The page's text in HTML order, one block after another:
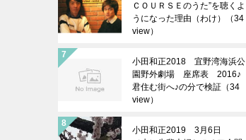
ＣＯＵＲＳＥのうた”を聴くよ
うになった理由（わけ）（34
view）
小田和正2018 宜野湾海浜公
園野外劇場 座席表 2016♪
君住む街へ♪の分で検証（34
view）
小田和正2019 3月6日